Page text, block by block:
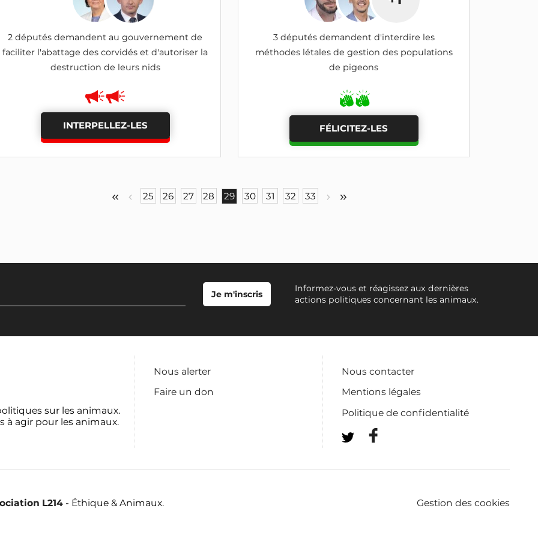
2 députés demandent au gouvernement de
faciliter l'abattage des corvidés et d'autoriser la
destruction de leurs nids
INTERPELLEZ-LES
3 députés demandent d'interdire les
méthodes létales de gestion des populations
de pigeons
FÉLICITEZ-LES
25 26 27 28 29 30 31 32 33
Informez-vous et réagissez aux dernières
actions politiques concernant les animaux.
sur les animaux.
à agir pour les animaux.
Nous alerter
Faire un don
Nous contacter
Mentions légales
Politique de confidentialité
L214 - Éthique & Animaux. Gestion des cookies